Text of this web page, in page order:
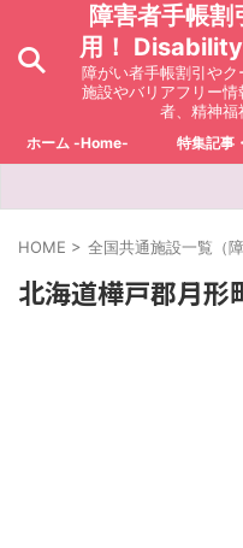
障害者手帳割
用！
障がい者手帳割引や
施設やバリアフリー
者、精神福
ホーム -Home- 特集記事
HOME > 全国共通施設一覧（
北海道樺戸郡月形